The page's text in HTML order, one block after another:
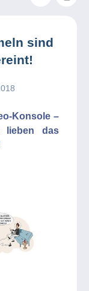
sind
Konsole –
lieben das